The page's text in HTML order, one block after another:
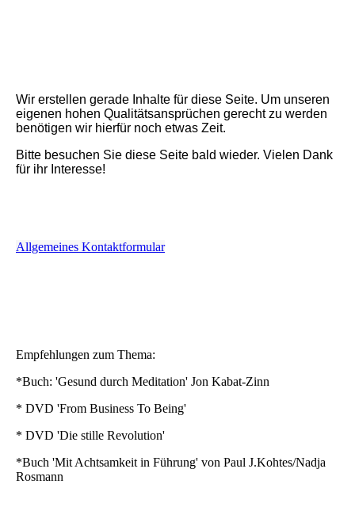
Wir erstellen gerade Inhalte für diese Seite. Um unseren
eigenen hohen Qualitätsansprüchen gerecht zu werden
benötigen wir hierfür noch etwas Zeit.
Bitte besuchen Sie diese Seite bald wieder. Vielen Dank
für ihr Interesse!
Allgemeines Kontaktformular
Empfehlungen zum Thema:
*Buch: 'Gesund durch Meditation' Jon Kabat-Zinn
* DVD 'From Business To Being'
* DVD 'Die stille Revolution'
*Buch 'Mit Achtsamkeit in Führung' von Paul J.Kohtes/Nadja
Rosmann